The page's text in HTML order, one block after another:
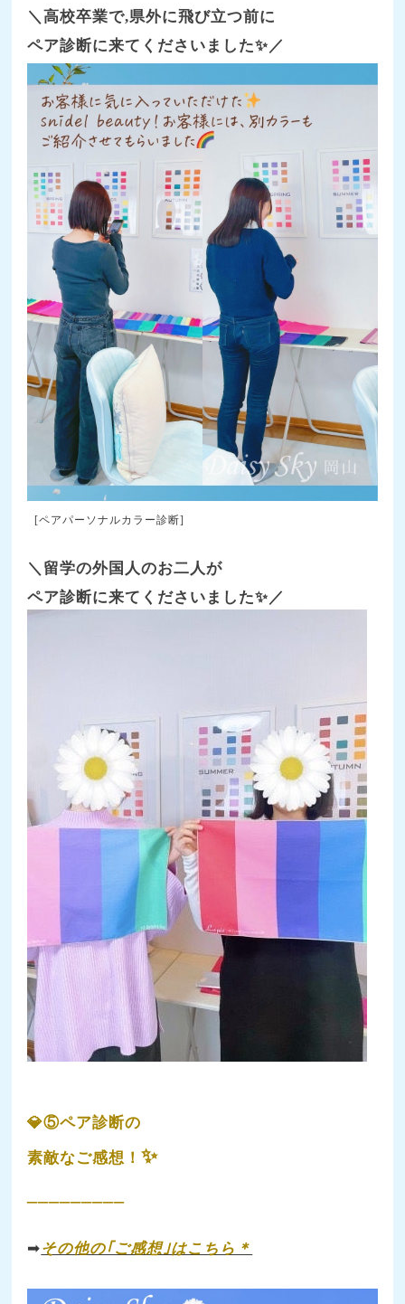
＼高校卒業で,県外に飛び立つ前に
ペア診断に来てくださいました✨／
[ペアパーソナルカラー診断]
＼留学の外国人のお二人が
ペア診断に来てくださいました✨／
💎⑤ペア診断の
素敵なご感想！ ✨
➡その他の｢ご感想｣はこちら＊